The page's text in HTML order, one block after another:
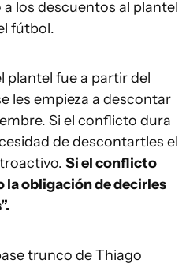
los descuentos al plantel
fútbol.
plantel fue a partir del
les empieza a descontar
Si el conflicto dura
de descontartles el
Si el conflicto
la obligación de decirles
trunco de Thiago